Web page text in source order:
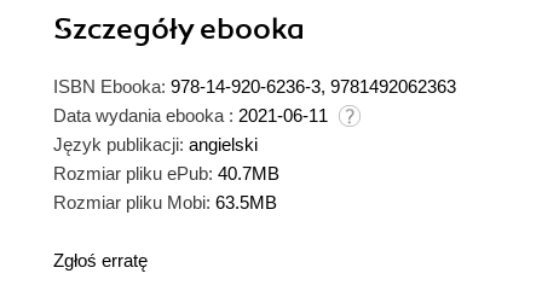
Szczegółyebooka
ISBN Ebooka: 978-14-920-6236-3, 9781492062363
Data wydania ebooka : 2021-06-11
Język publikacji: angielski
Rozmiar pliku ePub: 40.7MB
Rozmiar pliku Mobi: 63.5MB
Zgłoś erratę